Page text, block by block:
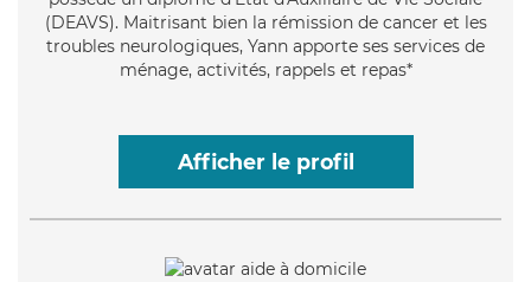
(DEAVS). Maitrisant bien la rémission de cancer et les
troubles neurologiques, Yann apporte ses services de
ménage, activités, rappels et repas*
Afficher le profil